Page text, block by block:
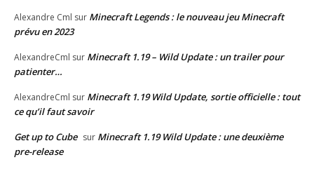
Alexandre Cml sur Minecraft Legends : le nouveau jeu Minecraft
prévu en 2023
AlexandreCml sur Minecraft 1.19 – Wild Update : un trailer pour
patienter…
AlexandreCml sur Minecraft 1.19 Wild Update, sortie officielle : tout
ce qu’il faut savoir
Get up to Cube sur Minecraft 1.19 Wild Update : une deuxième
pre-release